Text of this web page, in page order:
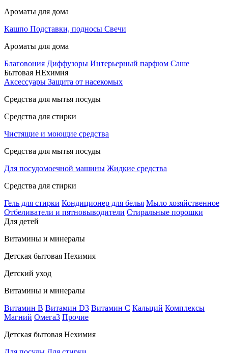
Ароматы для дома
Кашпо Подставки, подносы Свечи
Ароматы для дома
Благовония Диффузоры Интерьерный парфюм Саше
Бытовая НЕхимия
Аксессуары Защита от насекомых
Средства для мытья посуды
Средства для стирки
Чистящие и моющие средства
Средства для мытья посуды
Для посудомоечной машины Жидкие средства
Средства для стирки
Гель для стирки Кондиционер для белья Мыло хозяйственное
Отбеливатели и пятновыводители Стиральные порошки
Для детей
Витамины и минералы
Детская бытовая Нехимия
Детский уход
Витамины и минералы
Витамин В Витамин D3 Витамин С Кальций Комплексы
Магний Омега3 Прочие
Детская бытовая Нехимия